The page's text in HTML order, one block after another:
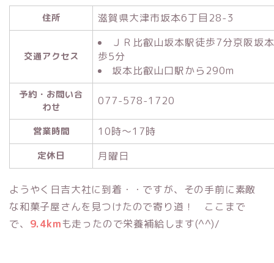
住所 滋賀県大津市坂本6丁目28-3
交通アクセス
ＪＲ比叡山坂本駅徒歩7分京阪坂
歩5分
坂本比叡山口駅から290m
予約・お問い合
わせ
077-578-1720
営業時間 10時～17時
定休日 月曜日
ようやく日吉大社に到着・・ですが、その手前に素敵
な和菓子屋さんを見つけたので寄り道！ ここまで
で、 9.4kmも走ったので栄養補給します(^^)/